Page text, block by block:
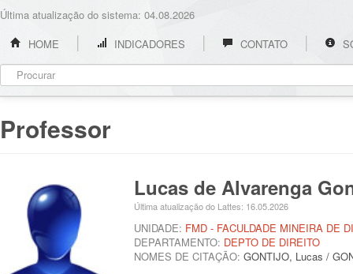
Última atualização do sistema: 04.08.2026
HOME
INDICADORES CONTATO
Professor
Lucas de Alvarenga
Última atualização do Lattes: 16.05.2026
UNIDADE: FMD - FACULDADE MINEIRA DE
DEPARTAMENTO: DEPTO DE DIREITO
NOMES DE CITAÇÃO: GONTIJO, Lucas /